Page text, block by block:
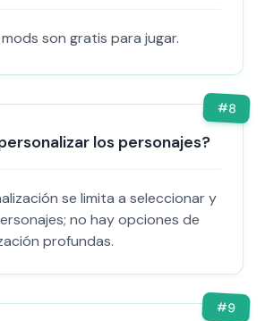
son gratis para jugar.
#8
los personajes?
se limita a seleccionar y
no hay opciones de
profundas.
#9